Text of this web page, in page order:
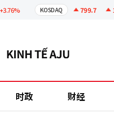
KOSDAQ 799.7
时政 财经